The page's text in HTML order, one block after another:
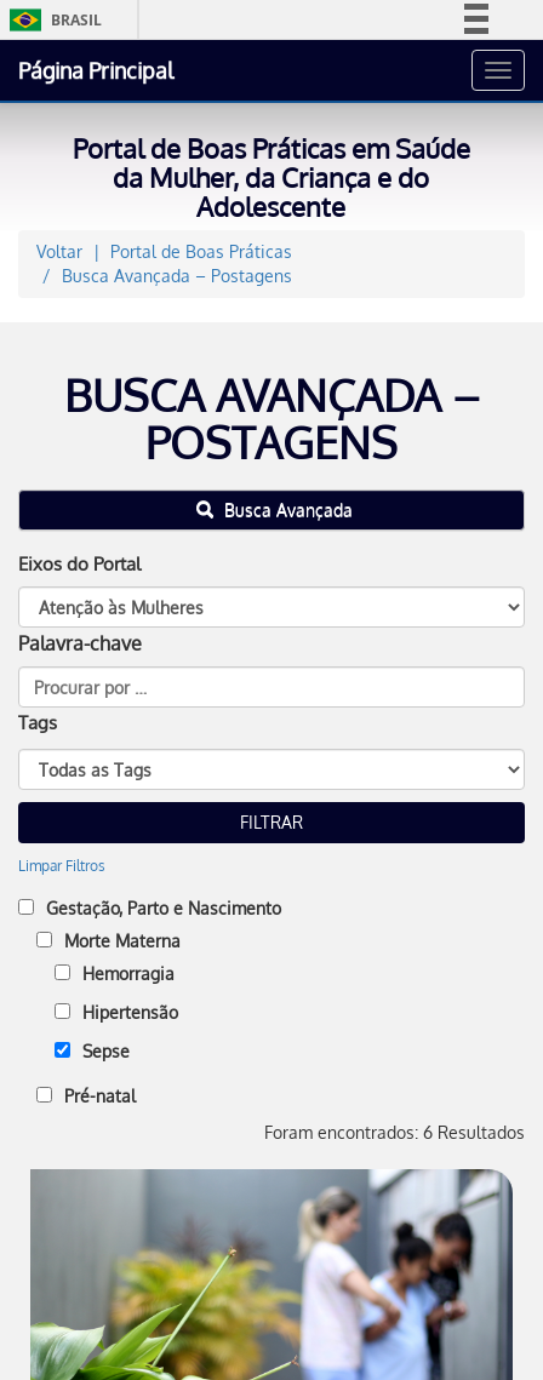
BRASIL
Acesso à informação
Página Principal
Portal de Boas Práticas em Saúde
da Mulher, da Criança e do
Adolescente
Voltar
Portal de Boas Práticas
Busca Avançada – Postagens
BUSCA AVANÇADA –
POSTAGENS
Busca Avançada
Eixos do Portal
Palavra-chave
Tags
Limpar Filtros
Gestação, Parto e Nascimento
Morte Materna
Hemorragia
Hipertensão
Sepse
Pré-natal
Foram encontrados: 6 Resultados